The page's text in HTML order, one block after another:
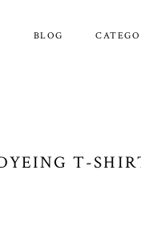
BLOG
T-